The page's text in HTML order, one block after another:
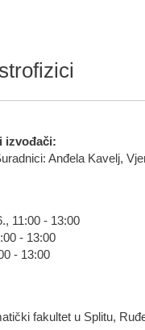
izvođači:
Anđela Kavelj,
11:00 - 13:00
- 13:00
- 13:00
fakultet u Splitu,